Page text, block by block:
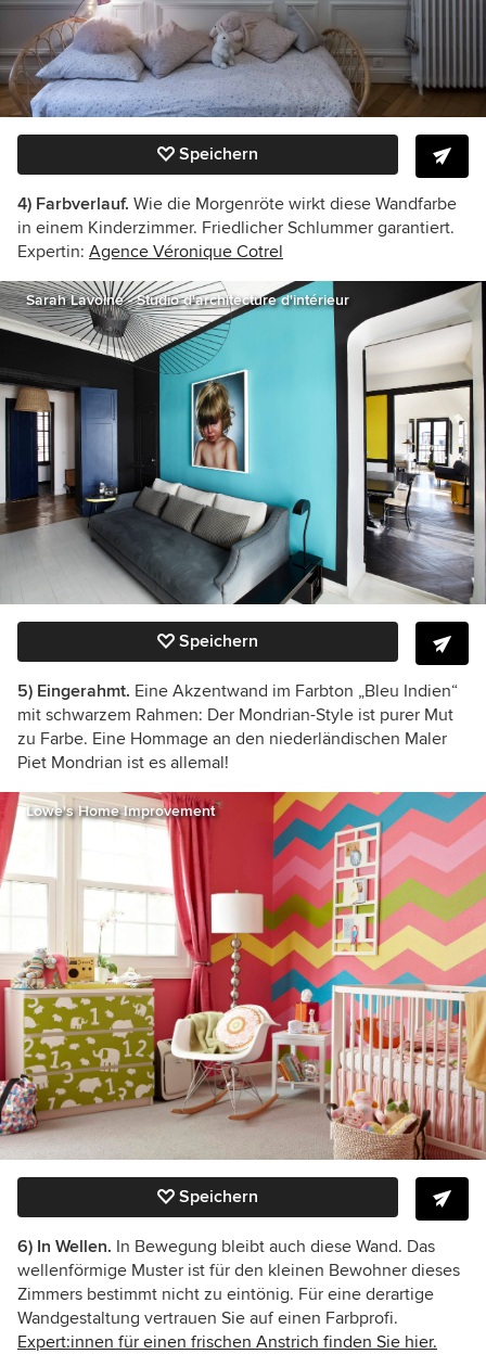
Speichern
4) Farbverlauf. Wie die Morgenröte wirkt diese Wandfarbe
in einem Kinderzimmer. Friedlicher Schlummer garantiert.
Expertin: Agence Véronique Cotrel
Sarah Lavoine - Studio d'architecture d'intérieur
Speichern
5) Eingerahmt. Eine Akzentwand im Farbton „Bleu Indien“
mit schwarzem Rahmen: Der Mondrian-Style ist purer Mut
zu Farbe. Eine Hommage an den niederländischen Maler
Piet Mondrian ist es allemal!
Lowe's Home Improvement
Speichern
6) In Wellen. In Bewegung bleibt auch diese Wand. Das
wellenförmige Muster ist für den kleinen Bewohner dieses
Zimmers bestimmt nicht zu eintönig. Für eine derartige
Wandgestaltung vertrauen Sie auf einen Farbprofi.
Expert:innen für einen frischen Anstrich finden Sie hier.